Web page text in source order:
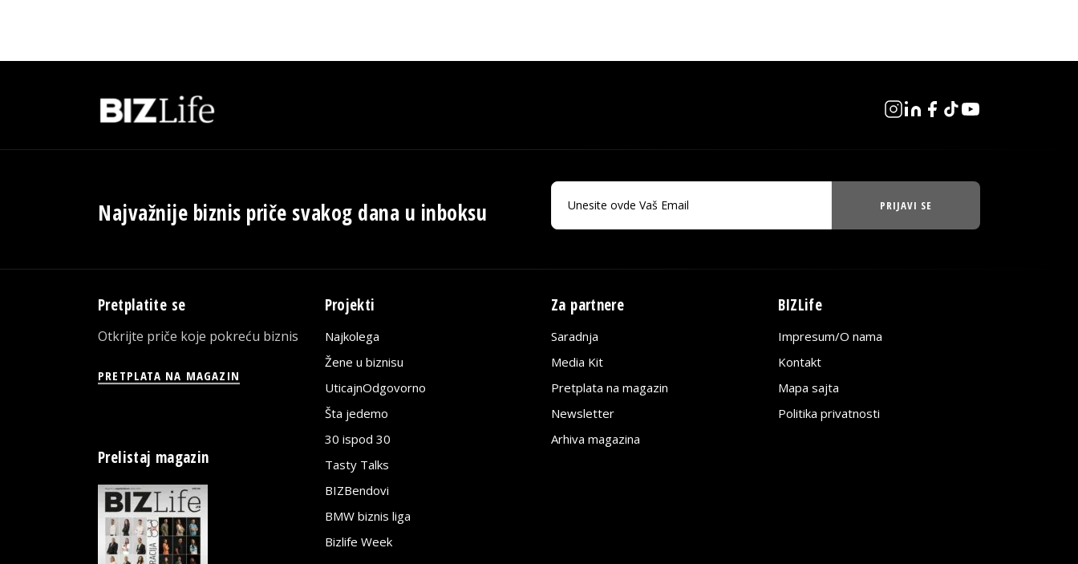
Najvažnije biznis priče svakog dana u inboksu PRIJAVI SE
Pretplatite se
Otkrijte priče koje pokreću biznis
PRETPLATA NA MAGAZIN
Prelistaj magazin
Projekti
Najkolega
Žene u biznisu
UticajnOdgovorno
Šta jedemo
30 ispod 30
Tasty Talks
BIZBendovi
BMW biznis liga
Bizlife Week
Za partnere
Saradnja
Media Kit
Pretplata na magazin
Newsletter
Arhiva magazina
BIZLife
Impresum/O nama
Kontakt
Mapa sajta
Politika privatnosti